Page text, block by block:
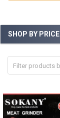
Sidebar
SHOP BY PRICE